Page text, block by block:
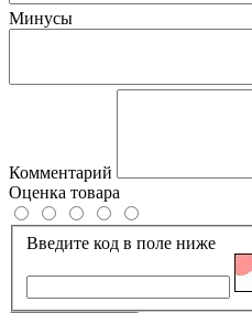
Минусы
Комментарий
Оценка товара
Введите код в поле ниже